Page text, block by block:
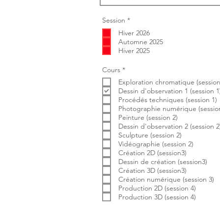
Session *O
l
i
g
a
r
e
Hiver 2026
Automne 2025
Hiver 2025
Cours *O
l
i
a
t
o
i
r
e
Exploration chromatique
Dessin d'observation 1 (session
Procédés techniques (session 1)
Photographie numérique
Peinture (session 2)
Dessin d'observation 2 (session
Sculpture (session 2)
Vidéographie (session 2)
Création 2D (session3)
Dessin de création (session3)
Création 3D (session3)
Création numérique (session 3)
Production 2D (session 4)
Production 3D (session 4)